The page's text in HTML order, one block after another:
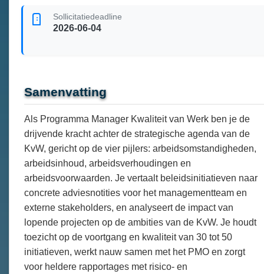
Sollicitatiedeadline
2026-06-04
Samenvatting
Als Programma Manager Kwaliteit van Werk ben je de
drijvende kracht achter de strategische agenda van de
KvW, gericht op de vier pijlers: arbeidsomstandigheden,
arbeidsinhoud, arbeidsverhoudingen en
arbeidsvoorwaarden. Je vertaalt beleidsinitiatieven naar
concrete adviesnotities voor het managementteam en
externe stakeholders, en analyseert de impact van
lopende projecten op de ambities van de KvW. Je houdt
toezicht op de voortgang en kwaliteit van 30 tot 50
initiatieven, werkt nauw samen met het PMO en zorgt
voor heldere rapportages met risico- en